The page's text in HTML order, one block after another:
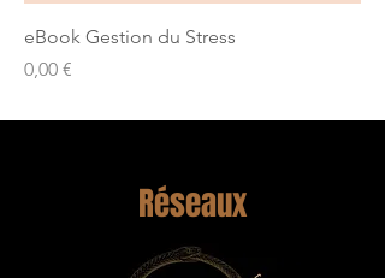
eBook Gestion du Stress
Prix
0,00 €
Réseaux